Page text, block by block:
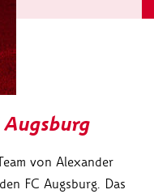
von Alexander
FC Augsburg. Das